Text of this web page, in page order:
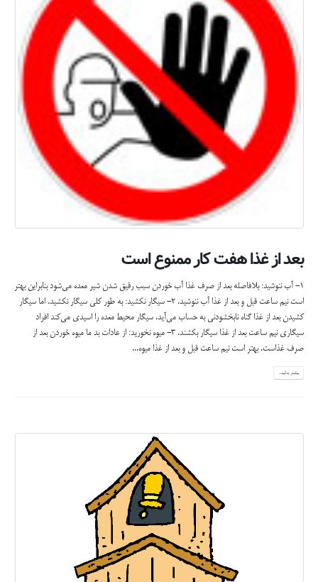
بعد از غذا هفت کار ممنوع است
۱- آب ننوشید: بلافاصله بعد از صرف غذا آب خوردن سبب رقیق شدن شیر معده می‌شود بنابراین بهتر
است نیم ساعت قبل و بعد از غذا آب ننوشید. ۲- سیگار نکشید: به طور کلی سیگار نکشید. اما سیگار
کشیدن بعد از غذا گناه نابخشودنی به حساب می‌آید. سیگار محیط معده را اسیدی می‌کند افراد
سیگاری نیم ساعت بعد از غذا سیگار بکشند. ۳- میوه نخورید: از عادات بد ما میوه خوردن بعد از
صرف غذاست. بهتر است نیم ساعت قبل و بعد از غذا میوه...
بیشتر بدانید...